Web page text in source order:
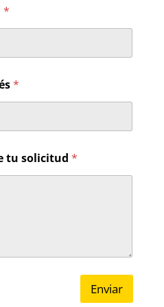
*
*
tu solicitud *
Enviar